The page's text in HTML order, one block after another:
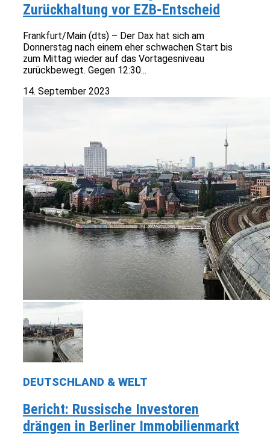
Zurückhaltung vor EZB-Entscheid
Frankfurt/Main (dts) – Der Dax hat sich am
Donnerstag nach einem eher schwachen Start bis
zum Mittag wieder auf das Vortagesniveau
zurückbewegt. Gegen 12:30...
14. September 2023
DEUTSCHLAND & WELT
Bericht: Russische Investoren
drängen in Berliner Immobilienmarkt